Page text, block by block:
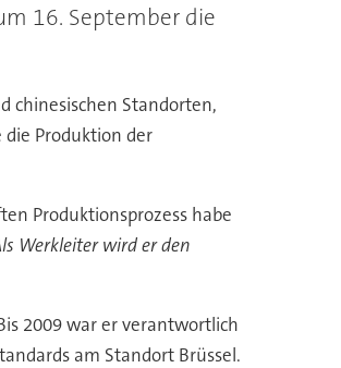
16. September die
chinesischen Standorten,
Produktion der
Produktionsprozess habe
Werkleiter wird er den
2009 war er verantwortlich
am Standort Brüssel.